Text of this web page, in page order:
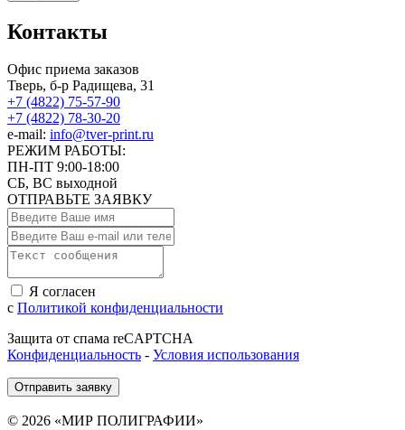
Контакты
Офис приема заказов
Тверь, б-р Радищева, 31
+7 (4822) 75-57-90
+7 (4822) 78-30-20
e-mail: info@tver-print.ru
РЕЖИМ РАБОТЫ:
ПН-ПТ 9:00-18:00
СБ, ВС выходной
ОТПРАВЬТЕ ЗАЯВКУ
Я согласен
с Политикой конфиденциальности
Защита от спама reCAPTCHA
Конфиденциальность - Условия использования
Отправить заявку
© 2026 «МИР ПОЛИГРАФИИ»